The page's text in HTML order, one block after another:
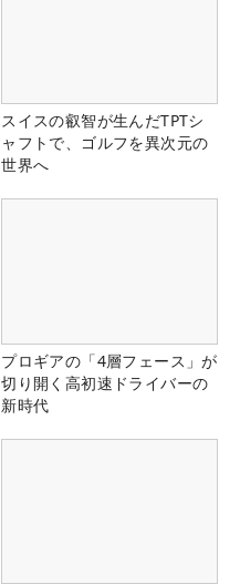
スイスの叡智が生んだTPTシ
ャフトで、ゴルフを異次元の
世界へ
プロギアの「4層フェース」が
切り開く高初速ドライバーの
新時代